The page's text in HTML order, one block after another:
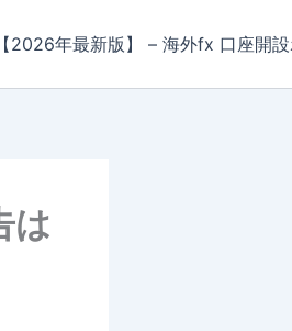
2026年最新版】 – 海外fx 口座開設
は